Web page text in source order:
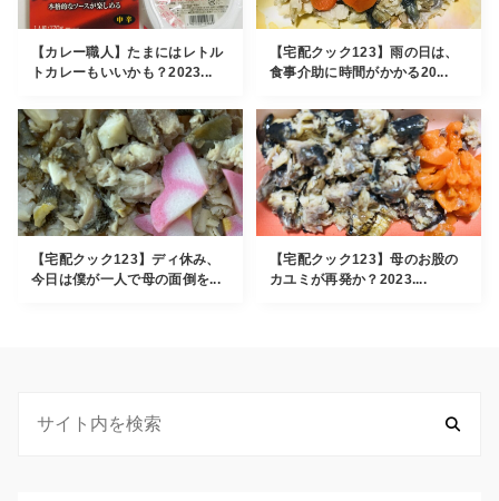
【カレー職人】たまにはレトル
トカレーもいいかも？2023...
【宅配クック123】雨の日は、
食事介助に時間がかかる20...
【宅配クック123】ディ休み、
今日は僕が一人で母の面倒を...
【宅配クック123】母のお股の
カユミが再発か？2023....